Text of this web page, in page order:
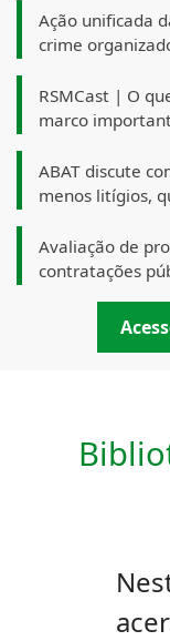
Ação unificada
crime
RSMCast | O
marco
ABAT discute
menos litígios,
Avaliação de
contratações